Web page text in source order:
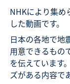
NHKにより集め
した動画です。
日本の各地で地
用意できるもの
を伝えています
ズがある内容で